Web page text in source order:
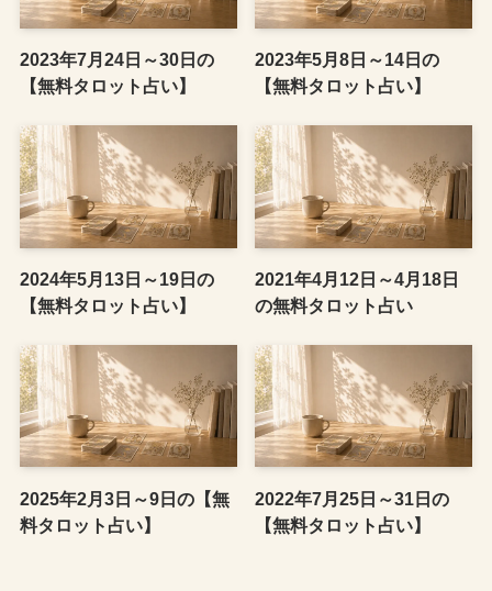
2023年7月24日～30日の
【無料タロット占い】
2023年5月8日～14日の
【無料タロット占い】
2024年5月13日～19日の
【無料タロット占い】
2021年4月12日～4月18日
の無料タロット占い
2025年2月3日～9日の【無
料タロット占い】
2022年7月25日～31日の
【無料タロット占い】